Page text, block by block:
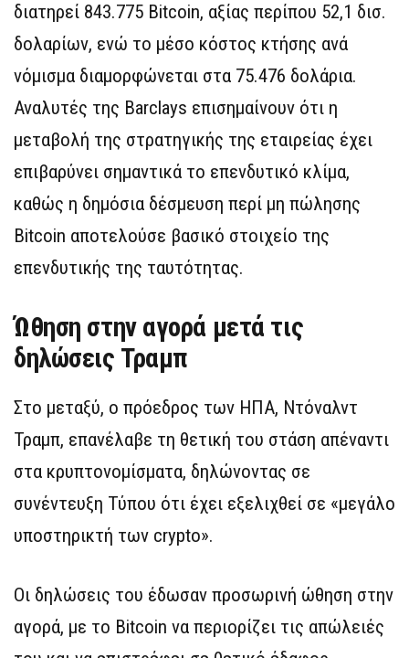
διατηρεί 843.775 Bitcoin, αξίας περίπου 52,1 δισ.
δολαρίων, ενώ το μέσο κόστος κτήσης ανά
νόμισμα διαμορφώνεται στα 75.476 δολάρια.
Αναλυτές της Barclays επισημαίνουν ότι η
μεταβολή της στρατηγικής της εταιρείας έχει
επιβαρύνει σημαντικά το επενδυτικό κλίμα,
καθώς η δημόσια δέσμευση περί μη πώλησης
Bitcoin αποτελούσε βασικό στοιχείο της
επενδυτικής της ταυτότητας.
Ώθηση στην αγορά μετά τις
δηλώσεις Τραμπ
Στο μεταξύ, ο πρόεδρος των ΗΠΑ, Ντόναλντ
Τραμπ, επανέλαβε τη θετική του στάση απέναντι
στα κρυπτονομίσματα, δηλώνοντας σε
συνέντευξη Τύπου ότι έχει εξελιχθεί σε «μεγάλο
υποστηρικτή των crypto».
Οι δηλώσεις του έδωσαν προσωρινή ώθηση στην
αγορά, με το Bitcoin να περιορίζει τις απώλειές